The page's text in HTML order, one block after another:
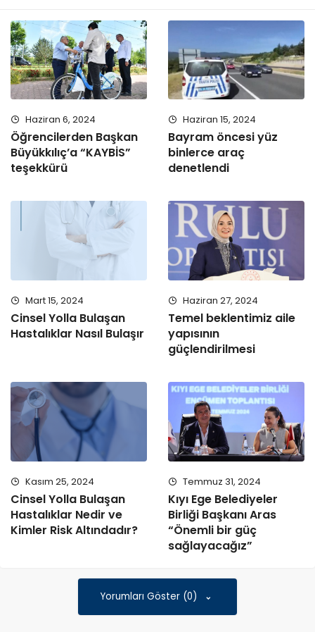
Haziran 6, 2024
Öğrencilerden Başkan
Büyükkılıç’a “KAYBİS”
teşekkürü
Haziran 15, 2024
Bayram öncesi yüz
binlerce araç
denetlendi
Mart 15, 2024
Cinsel Yolla Bulaşan
Hastalıklar Nasıl Bulaşır
Haziran 27, 2024
Temel beklentimiz aile
yapısının
güçlendirilmesi
Kasım 25, 2024
Cinsel Yolla Bulaşan
Hastalıklar Nedir ve
Kimler Risk Altındadır?
Temmuz 31, 2024
Kıyı Ege Belediyeler
Birliği Başkanı Aras
“Önemli bir güç
sağlayacağız”
Yorumları Göster (0)